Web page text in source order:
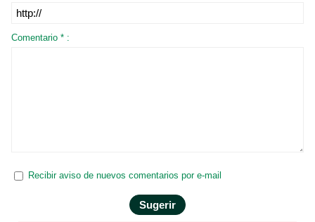
Comentario * :
Recibir aviso de nuevos comentarios por e-mail